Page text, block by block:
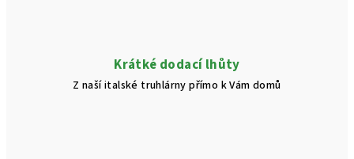
Krátké dodací lhůty
Z naší italské truhlárny přímo k Vám domů